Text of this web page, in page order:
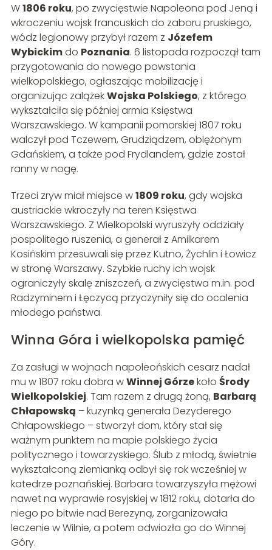
W1806 roku, po zwycięstwie Napoleona pod Jeną i
wkroczeniu wojsk francuskich do zaboru pruskiego,
wódz legionowy przybył razem z Józefem
Wybickimdo Poznania. 6 listopada rozpoczął tam
przygotowania do nowego powstania
wielkopolskiego, ogłaszając mobilizację i
organizując zalążekWojska Polskiego, z którego
wykształciła się później armia Księstwa
Warszawskiego. W kampanii pomorskiej 1807 roku
walczył pod Tczewem, Grudziądzem, oblężonym
Gdańskiem, a także pod Frydlandem, gdzie został
ranny w nogę.
Trzeci zryw miał miejsce w1809 roku, gdy wojska
austriackie wkroczyły na teren Księstwa
Warszawskiego. Z Wielkopolski wyruszyły oddziały
pospolitego ruszenia, a generał z Amilkarem
Kosińskim przesuwali się przez Kutno, Żychlin i Łowicz
w stronę Warszawy. Szybkie ruchy ich wojsk
ograniczyły skalę zniszczeń, a zwycięstwa m.in. pod
Radzyminem i Łęczycą przyczyniły się do ocalenia
młodego państwa.
Winna Góra i wielkopolska pamięć
Za zasługi w wojnach napoleońskich cesarz nadał
mu w 1807 roku dobra wWinnej Górzekoło Środy
Wielkopolskiej. Tam razem z drugą żoną, Barbarą
Chłapowską – kuzynką generała Dezyderego
Chłapowskiego – stworzył dom, który stał się
ważnym punktem na mapie polskiego życia
politycznego i towarzyskiego. Ślub z młodą, świetnie
wykształconą ziemianką odbył się rok wcześniej w
katedrze poznańskiej. Barbara towarzyszyła mężowi
nawet na wyprawie rosyjskiej w 1812 roku, dotarła do
niego po bitwie nad Berezyną, zorganizowała
leczenie w Wilnie, a potem odwiozła go do Winnej
Góry.